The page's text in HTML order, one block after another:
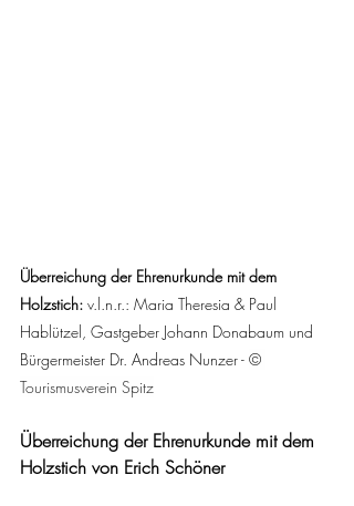
Überreichung der Ehrenurkunde mit dem
Holzstich: v.l.n.r.: Maria Theresia & Paul
Hablützel, Gastgeber Johann Donabaum und
Bürgermeister Dr. Andreas Nunzer - ©
Tourismusverein Spitz
Überreichung der Ehrenurkunde mit dem
Holzstich von Erich Schöner